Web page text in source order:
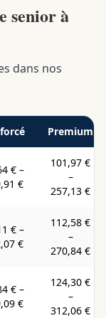
senior à
dans nos
Premium
€ –
€
101,97 €
–
257,13 €
€ –
€
112,58 €
–
270,84 €
€ –
€
124,30 €
–
312,06 €